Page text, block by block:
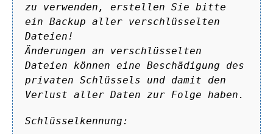
zu verwenden, erstellen Sie bitte
ein Backup aller verschlüsselten
Dateien!
Änderungen an verschlüsselten
Dateien können eine Beschädigung des
privaten Schlüssels und damit den
Verlust aller Daten zur Folge haben.
Schlüsselkennung: